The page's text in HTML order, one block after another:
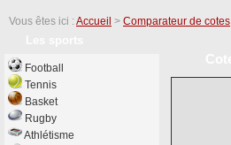
Vous êtes ici : Accueil > Comparateur de cotes
Football
Tennis
Basket
Rugby
Athlétisme